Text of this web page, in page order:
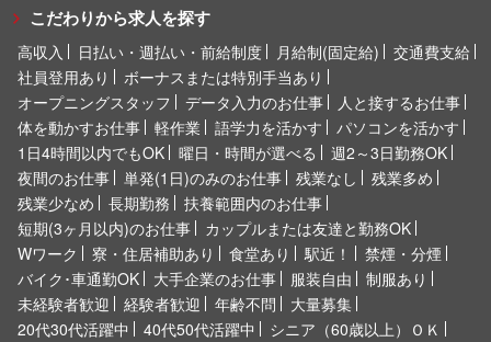
こだわりから求人を探す
高収入 日払い・週払い・前給制度 月給制(固定給)
交通費支給
社員登用あり
ボーナスまたは特別手当あり
オープニングスタッフ
データ入力のお仕事
人と接するお仕事
体を動かすお仕事
軽作業 語学力を活かす
パソコンを活かす
1日4時間以内でもOK
曜日・時間が選べる
週2～3日勤務OK
夜間のお仕事
単発(1日)のみのお仕事 残業なし
残業多め
残業少なめ
長期勤務
扶養範囲内のお仕事
短期(3ヶ月以内)のお仕事
カップルまたは友達と勤務OK
Wワーク
寮・住居補助あり 食堂あり 駅近！
禁煙・分煙
バイク･車通勤OK
大手企業のお仕事 服装自由
制服あり
未経験者歓迎
経験者歓迎 年齢不問
大量募集
20代30代活躍中
40代50代活躍中
シニア（60歳以上）ＯＫ